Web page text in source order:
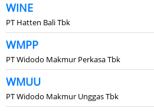
WINE
PT Hatten Bali Tbk
WMPP
PT Widodo Makmur Perkasa Tbk
WMUU
PT Widodo Makmur Unggas Tbk